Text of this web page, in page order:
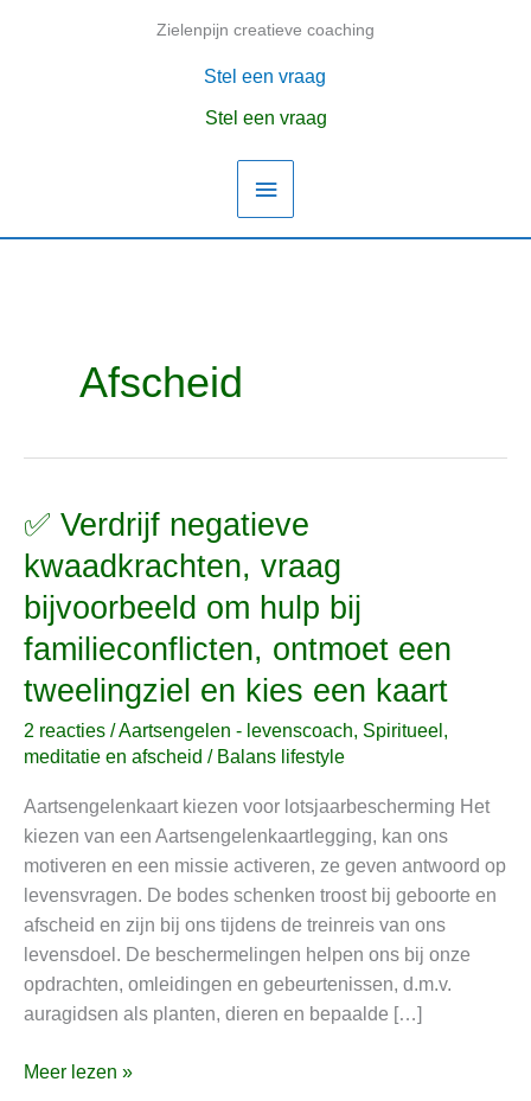
Zielenpijn creatieve coaching
Hoofdmenu
Stel een vraag
Stel een vraag
Afscheid
✅ Verdrijf negatieve
kwaadkrachten, vraag
bijvoorbeeld om hulp bij
familieconflicten, ontmoet een
tweelingziel en kies een kaart
2 reacties /Aartsengelen - levenscoach, Spiritueel,
meditatie en afscheid / Balans lifestyle
Aartsengelenkaart kiezen voor lotsjaarbescherming Het
kiezen van een Aartsengelenkaartlegging, kan ons
motiveren en een missie activeren, ze geven antwoord op
levensvragen. De bodes schenken troost bij geboorte en
afscheid en zijn bij ons tijdens de treinreis van ons
levensdoel. De beschermelingen helpen ons bij onze
opdrachten, omleidingen en gebeurtenissen, d.m.v.
auragidsen als planten, dieren en bepaalde […]
✅
negatieve
kwaadkrachten,
vraag
bijvoorbeeld
om
hulp
bij
ontmoet
een
tweelingziel
en
kies
een
kaart
Meer lezen »